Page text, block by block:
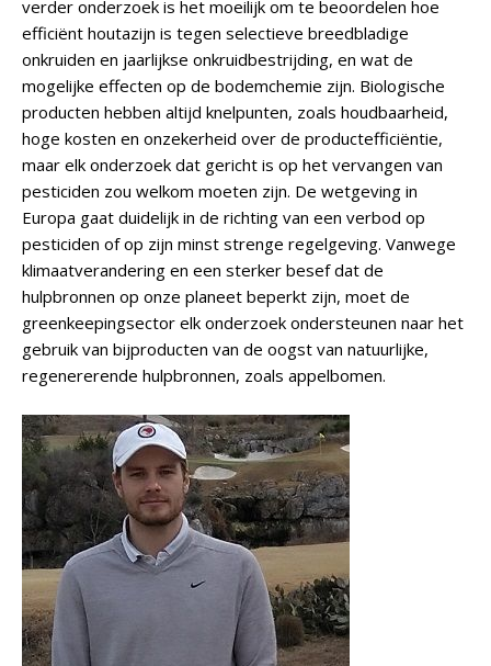
verder onderzoek is het moeilijk om te beoordelen hoe
efficiënt houtazijn is tegen selectieve breedbladige
onkruiden en jaarlijkse onkruidbestrijding, en wat de
mogelijke effecten op de bodemchemie zijn. Biologische
producten hebben altijd knelpunten, zoals houdbaarheid,
hoge kosten en onzekerheid over de productefficiëntie,
maar elk onderzoek dat gericht is op het vervangen van
pesticiden zou welkom moeten zijn. De wetgeving in
Europa gaat duidelijk in de richting van een verbod op
pesticiden of op zijn minst strenge regelgeving. Vanwege
klimaatverandering en een sterker besef dat de
hulpbronnen op onze planeet beperkt zijn, moet de
greenkeepingsector elk onderzoek ondersteunen naar het
gebruik van bijproducten van de oogst van natuurlijke,
regenererende hulpbronnen, zoals appelbomen.